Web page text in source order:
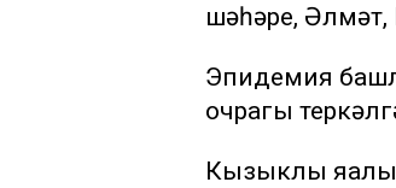
шәһәре,
Эпидемия
очрагы
Кызыклы